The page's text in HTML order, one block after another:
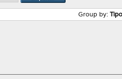
Group by: